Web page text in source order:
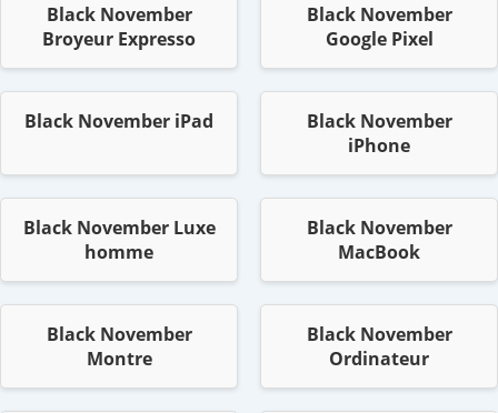
Black November
Broyeur Expresso
Black November
Google Pixel
Black November iPad
Black November
iPhone
Black November Luxe
homme
Black November
MacBook
Black November
Montre
Black November
Ordinateur